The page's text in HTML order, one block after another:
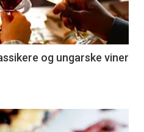
og ungarske viner